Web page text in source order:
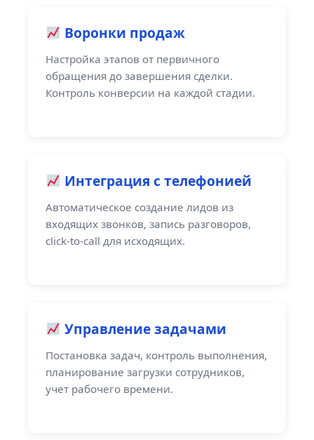
Воронки продаж
Настройка этапов от первичного
обращения до завершения сделки.
Контроль конверсии на каждой стадии.
Интеграция с телефонией
Автоматическое создание лидов из
входящих звонков, запись разговоров,
click-to-call для исходящих.
Управление задачами
Постановка задач, контроль выполнения,
планирование загрузки сотрудников,
учет рабочего времени.